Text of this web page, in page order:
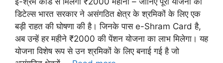
डिटेल्स भारत सरकार ने असंगठित क्षेत्र के श्रमिकों के लिए एक
बड़ी राहत की घोषणा की है। जिनके पास e-Shram Card है,
अब उन्हें हर महीने ₹2000 की पेंशन योजना का लाभ मिलेगा। यह
योजना विशेष रूप से उन श्रमिकों के लिए बनाई गई है जो